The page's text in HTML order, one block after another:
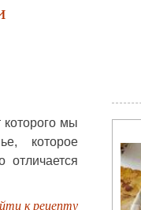
мы
которое
отличается
к рецепту